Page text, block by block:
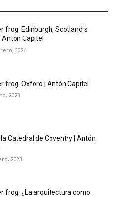
frog. Edinburgh, Scotland´s
Antón Capitel
2024
frog. Oxford | Antón Capitel
2023
Catedral de Coventry | Antón
2023
frog. ¿La arquitectura como